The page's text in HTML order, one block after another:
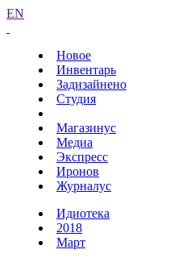
EN
Новое
Инвентарь
Задизайнено
Студия
Магазинус
Медиа
Экспресс
Иронов
Журналус
Идиотека
2018
Март